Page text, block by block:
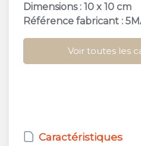
Dimensions : 10 x 10 cm
Référence fabricant :
Voir toutes les
Caractéristiques